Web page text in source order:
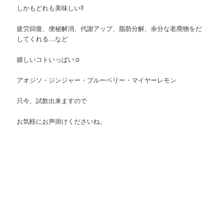
しかもどれも美味しい‼︎
疲労回復、便秘解消、代謝アップ、脂肪分解、余分な老廃物をだ
してくれる…など
嬉しいコトいっぱい☺︎
アオジソ・ジンジャー・ブルーベリー・マイヤーレモン
只今、試飲出来ますので
お気軽にお声掛けくださいね。